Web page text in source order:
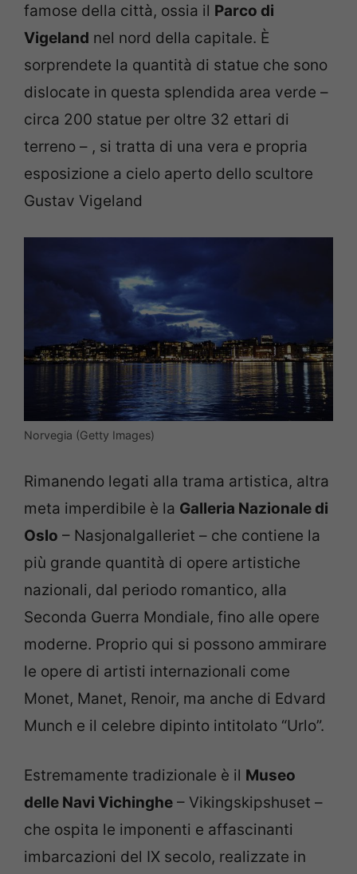
famose della città, ossia il Parco di
Vigeland nel nord della capitale. È
sorprendete la quantità di statue che sono
dislocate in questa splendida area verde –
circa 200 statue per oltre 32 ettari di
terreno – , si tratta di una vera e propria
esposizione a cielo aperto dello scultore
Gustav Vigeland
Norvegia (Getty Images)
Rimanendo legati alla trama artistica, altra
meta imperdibile è la Galleria Nazionale di
Oslo – Nasjonalgalleriet – che contiene la
più grande quantità di opere artistiche
nazionali, dal periodo romantico, alla
Seconda Guerra Mondiale, fino alle opere
moderne. Proprio qui si possono ammirare
le opere di artisti internazionali come
Monet, Manet, Renoir, ma anche di Edvard
Munch e il celebre dipinto intitolato “Urlo”.
Estremamente tradizionale è il Museo
delle Navi Vichinghe – Vikingskipshuset –
che ospita le imponenti e affascinanti
imbarcazioni del IX secolo, realizzate in